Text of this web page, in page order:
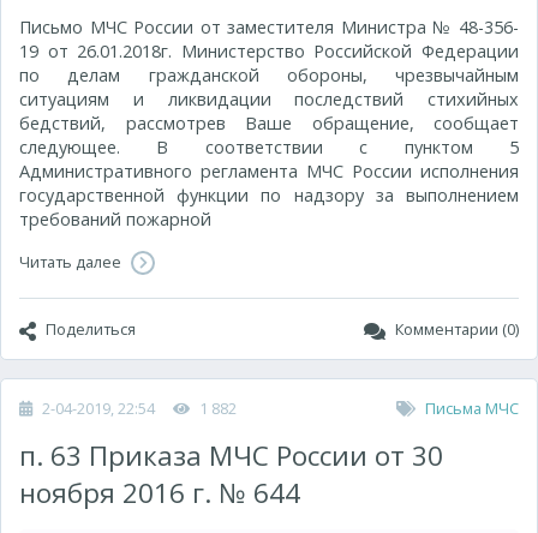
Письмо МЧС России от заместителя Министра № 48-356-
19 от 26.01.2018г. Министерство Российской Федерации
по делам гражданской обороны, чрезвычайным
ситуациям и ликвидации последствий стихийных
бедствий, рассмотрев Ваше обращение, сообщает
следующее. В соответствии с пунктом 5
Административного регламента МЧС России исполнения
государственной функции по надзору за выполнением
требований пожарной
Читать далее
Поделиться Комментарии (0)
2-04-2019, 22:54 1 882 Письма МЧС
п. 63 Приказа МЧС России от 30
ноября 2016 г. № 644